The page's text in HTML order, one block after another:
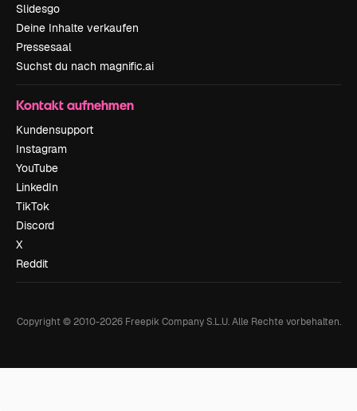
Slidesgo
Deine Inhalte verkaufen
Pressesaal
Suchst du nach magnific.ai
Kontakt aufnehmen
Kundensupport
Instagram
YouTube
LinkedIn
TikTok
Discord
X
Reddit
Copyright © 2010-2026Freepik Company S.L.U. Alle Rechte vorbehalten.